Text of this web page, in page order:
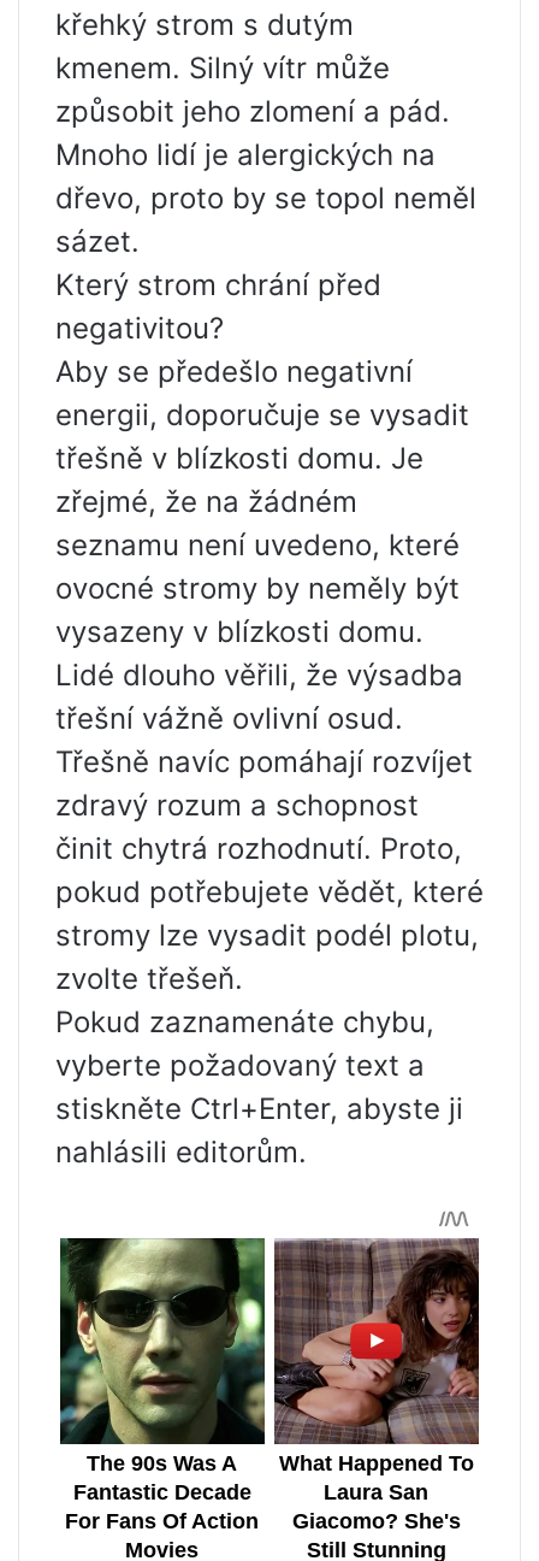
křehký strom s dutým
kmenem. Silný vítr může
způsobit jeho zlomení a pád.
Mnoho lidí je alergických na
dřevo, proto by se topol neměl
sázet.
Který strom chrání před
negativitou?
Aby se předešlo negativní
energii, doporučuje se vysadit
třešně v blízkosti domu. Je
zřejmé, že na žádném
seznamu není uvedeno, které
ovocné stromy by neměly být
vysazeny v blízkosti domu.
Lidé dlouho věřili, že výsadba
třešní vážně ovlivní osud.
Třešně navíc pomáhají rozvíjet
zdravý rozum a schopnost
činit chytrá rozhodnutí. Proto,
pokud potřebujete vědět, které
stromy lze vysadit podél plotu,
zvolte třešeň.
Pokud zaznamenáte chybu,
vyberte požadovaný text a
stiskněte Ctrl+Enter, abyste ji
nahlásili editorům.